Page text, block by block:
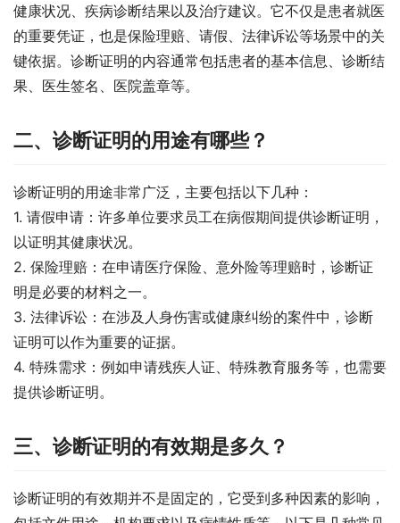
健康状况、疾病诊断结果以及治疗建议。它不仅是患者就医
的重要凭证，也是保险理赔、请假、法律诉讼等场景中的关
键依据。诊断证明的内容通常包括患者的基本信息、诊断结
果、医生签名、医院盖章等。
二、诊断证明的用途有哪些？
诊断证明的用途非常广泛，主要包括以下几种：
1. 请假申请：许多单位要求员工在病假期间提供诊断证明，
以证明其健康状况。
2. 保险理赔：在申请医疗保险、意外险等理赔时，诊断证
明是必要的材料之一。
3. 法律诉讼：在涉及人身伤害或健康纠纷的案件中，诊断
证明可以作为重要的证据。
4. 特殊需求：例如申请残疾人证、特殊教育服务等，也需要
提供诊断证明。
三、诊断证明的有效期是多久？
诊断证明的有效期并不是固定的，它受到多种因素的影响，